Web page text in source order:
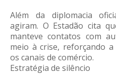
Além da diplomacia
agiram. O Estadão cita
manteve contatos com
meio à crise, reforçando
os canais de comércio.
Estratégia de silêncio